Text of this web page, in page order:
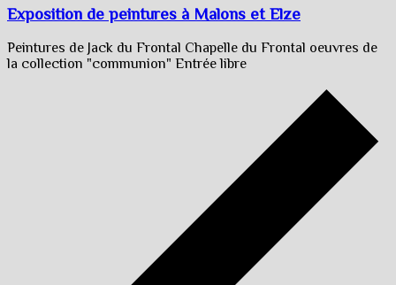
Exposition de peintures à Malons et Elze
Peintures de Jack du Frontal Chapelle du Frontal oeuvres de
la collection "communion" Entrée libre